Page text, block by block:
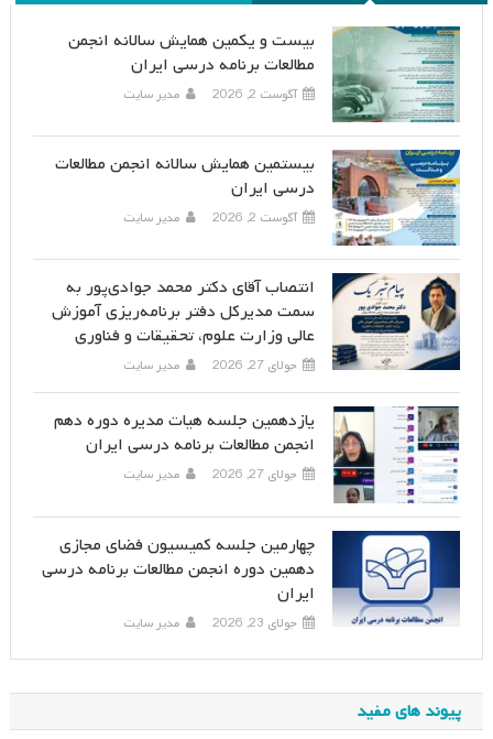
بیست و یکمین همایش سالانه انجمن
مطالعات برنامه درسی ایران
آگوست 2, 2026 مدیر سایت
بیستمین همایش سالانه انجمن مطالعات
درسی ایران
آگوست 2, 2026 مدیر سایت
انتصاب آقای دکتر محمد جوادی‌پور به
سمت مدیرکل دفتر برنامه‌ریزی آموزش
عالی وزارت علوم، تحقیقات و فناوری
جولای 27, 2026 مدیر سایت
یازدهمین جلسه هیات مدیره دوره دهم
انجمن مطالعات برنامه درسی ایران
جولای 27, 2026 مدیر سایت
چهارمین جلسه کمیسیون فضای مجازی
دهمین دوره انجمن مطالعات برنامه درسی
ایران
جولای 23, 2026 مدیر سایت
پیوند های مفید